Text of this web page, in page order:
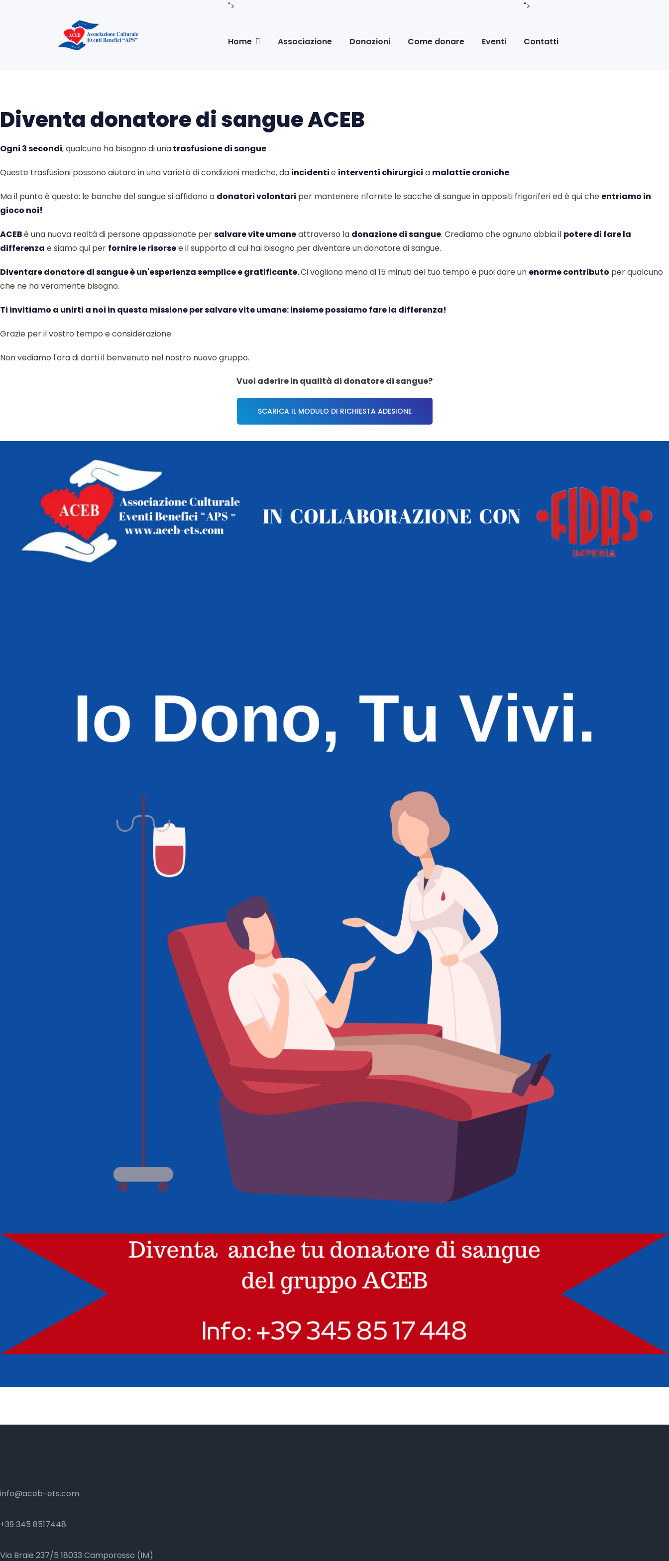
">
Home Associazione Donazioni Come donare Eventi
">
Contatti
Diventa donatore di sangue ACEB
Ogni 3 secondi, qualcuno ha bisogno di unatrasfusione di sangue.
Queste trasfusioni possono aiutare in una varietà di condizioni mediche, da incidentie interventi chirurgici a malattie croniche.
Ma il punto è questo: le banche del sangue si affidano a donatori volontari per mantenere rifornite le sacche di sangue in appositi frigoriferi ed è qui che entriamo in
gioco noi!
ACEBè una nuova realtà di persone appassionate persalvare vite umaneattraverso la donazione di sangue. Crediamo che ognuno abbia il potere di fare la
differenza e siamo qui per fornire le risorsee il supporto di cui hai bisogno per diventare un donatore di sangue.
Diventare donatore di sangue è un'esperienza semplice e gratificante.Ci vogliono meno di 15 minuti del tuo tempo e puoi dare un enorme contributo per qualcuno
che ne ha veramente bisogno.
Ti invitiamo a unirti a noi in questa missione per salvare vite umane: insieme possiamo fare la differenza!
Grazie per il vostro tempo e considerazione.
Non vediamo l'ora di darti il benvenuto nel nostro nuovo gruppo.
Vuoi aderire in qualità di donatore di sangue?
SCARICA IL MODULO DI RICHIESTA ADESIONE
info@aceb-ets.com
+39 345 8517448
Via Braie 237/5 18033 Camporosso (IM)